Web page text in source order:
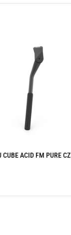
ACID FM PURE CZ